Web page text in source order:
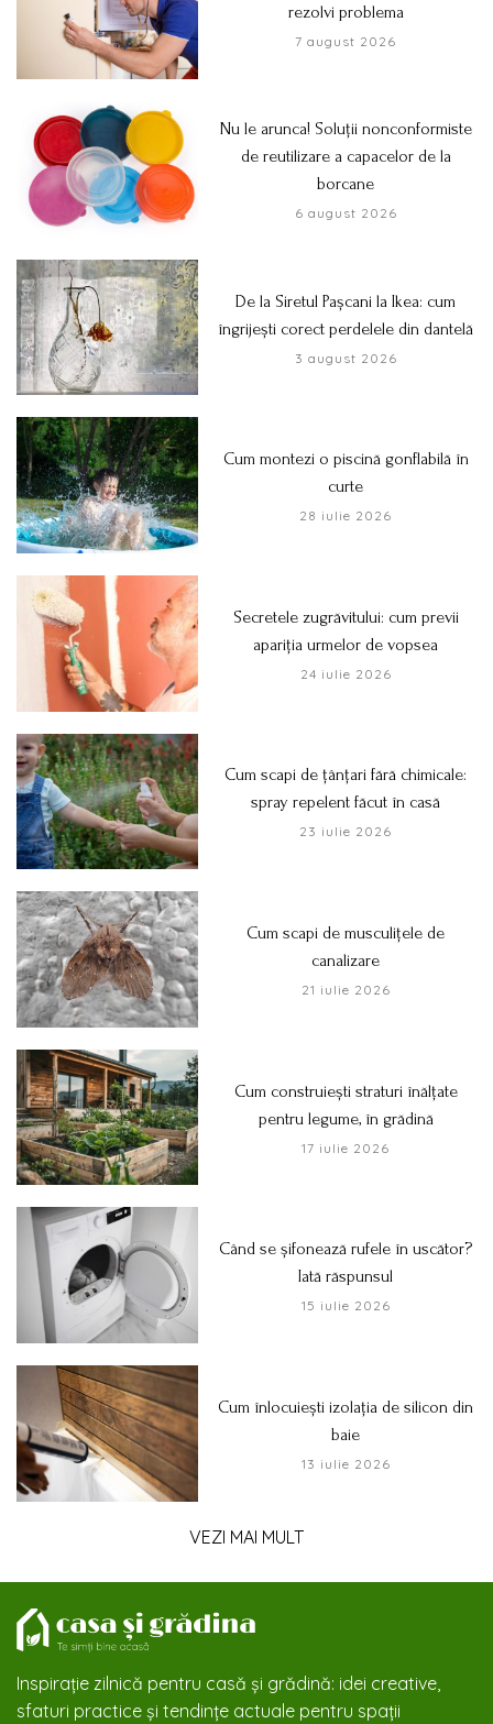
rezolvi problema
7 august 2026
Nu le arunca! Soluții nonconformiste
de reutilizare a capacelor de la
borcane
6 august 2026
De la Siretul Pașcani la Ikea: cum
îngrijești corect perdelele din dantelă
3 august 2026
Cum montezi o piscină gonflabilă în
curte
28 iulie 2026
Secretele zugrăvitului: cum previi
apariția urmelor de vopsea
24 iulie 2026
Cum scapi de țânțari fără chimicale:
spray repelent făcut în casă
23 iulie 2026
Cum scapi de musculițele de
canalizare
21 iulie 2026
Cum construiești straturi înălțate
pentru legume, în grădină
17 iulie 2026
Când se șifonează rufele în uscător?
Iată răspunsul
15 iulie 2026
Cum înlocuiești izolația de silicon din
baie
13 iulie 2026
VEZI MAI MULT
Inspirație zilnică pentru casă și grădină: idei creative,
sfaturi practice și tendințe actuale pentru spații